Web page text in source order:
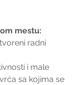
mestu:
radni
i male
sa kojima se